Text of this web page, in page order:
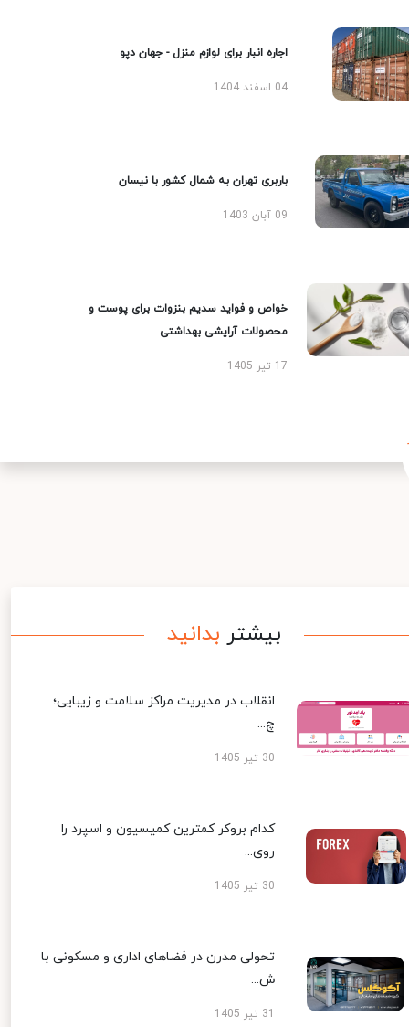
اجاره انبار برای لوازم منزل - جهان دپو
04 اسفند 1404
باربری تهران به شمال کشور با نیسان
09 آبان 1403
خواص و فواید سدیم بنزوات برای پوست و
محصولات آرایشی بهداشتی
17 تیر 1405
بیشتر بدانید
انقلاب در مدیریت مراکز سلامت و زیبایی؛
چ...
30 تیر 1405
کدام بروکر کمترین کمیسیون و اسپرد را
روی...
30 تیر 1405
تحولی مدرن در فضاهای اداری و مسکونی با
ش...